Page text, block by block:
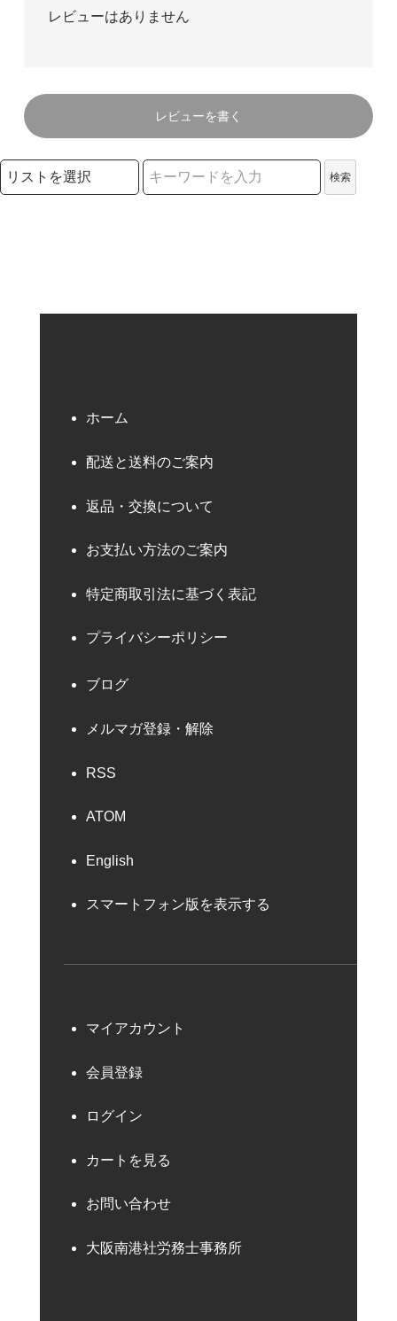
レビューはありません
レビューを書く
検索リストの選択
検索
ホーム
配送と送料のご案内
返品・交換について
お支払い方法のご案内
特定商取引法に基づく表記
プライバシーポリシー
ブログ
メルマガ登録・解除
RSS
ATOM
English
スマートフォン版を表示する
マイアカウント
会員登録
ログイン
カートを見る
お問い合わせ
大阪南港社労務士事務所